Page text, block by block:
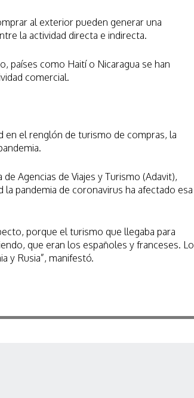
al exterior pueden generar una
la actividad directa e indirecta.
países como Haití o Nicaragua se han
comercial.
en el renglón de turismo de compras, la
Agencias de Viajes y Turismo (Adavit),
pandemia de coronavirus ha afectado esa
porque el turismo que llegaba para
que eran los españoles y franceses. Lo
y Rusia”, manifestó.